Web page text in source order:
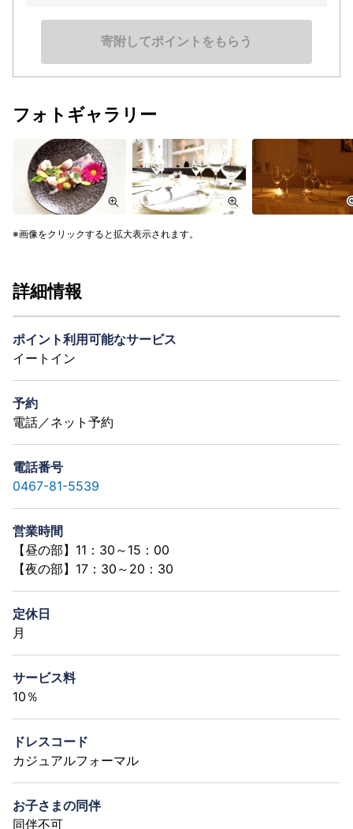
寄附してポイントをもらう
フォトギャラリー
画像をクリックすると拡大表示されます。
詳細情報
ポイント利用可能なサービス
イートイン
予約
電話／ネット予約
電話番号
0467-81-5539
営業時間
【昼の部】11：30～15：00
【夜の部】17：30～20：30
定休日
月
サービス料
10％
ドレスコード
カジュアルフォーマル
お子さまの同伴
同伴不可